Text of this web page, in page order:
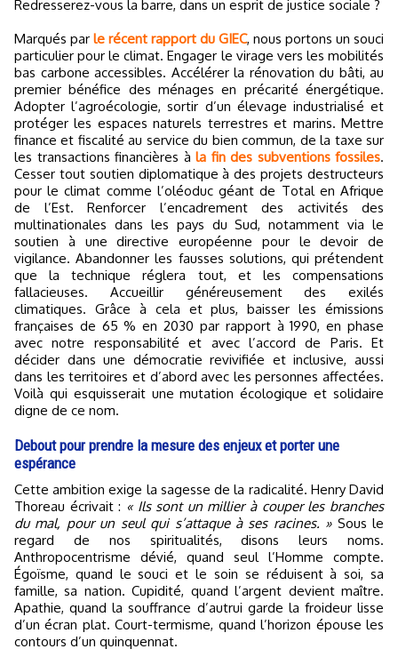
Redresserez-vous la barre, dans un esprit de justice sociale ?
Marqués par le récent rapport du GIEC, nous portons un souci
particulier pour le climat. Engager le virage vers les mobilités
bas carbone accessibles. Accélérer la rénovation du bâti, au
premier bénéfice des ménages en précarité énergétique.
Adopter l’agroécologie, sortir d’un élevage industrialisé et
protéger les espaces naturels terrestres et marins. Mettre
finance et fiscalité au service du bien commun, de la taxe sur
les transactions financières à la fin des subventions fossiles.
Cesser tout soutien diplomatique à des projets destructeurs
pour le climat comme l’oléoduc géant de Total en Afrique
de l’Est. Renforcer l’encadrement des activités des
multinationales dans les pays du Sud, notamment via le
soutien à une directive européenne pour le devoir de
vigilance. Abandonner les fausses solutions, qui prétendent
que la technique réglera tout, et les compensations
fallacieuses. Accueillir généreusement des exilés
climatiques. Grâce à cela et plus, baisser les émissions
françaises de 65 % en 2030 par rapport à 1990, en phase
avec notre responsabilité et avec l’accord de Paris. Et
décider dans une démocratie revivifiée et inclusive, aussi
dans les territoires et d’abord avec les personnes affectées.
Voilà qui esquisserait une mutation écologique et solidaire
digne de ce nom.
Debout pour prendre la mesure des enjeux et porter une
espérance
Cette ambition exige la sagesse de la radicalité. Henry David
Thoreau écrivait : « Ils sont un millier à couper les branches
du mal, pour un seul qui s’attaque à ses racines. »Sous le
regard de nos spiritualités, disons leurs noms.
Anthropocentrisme dévié, quand seul l’Homme compte.
Égoïsme, quand le souci et le soin se réduisent à soi, sa
famille, sa nation. Cupidité, quand l’argent devient maître.
Apathie, quand la souffrance d’autrui garde la froideur lisse
d’un écran plat. Court-termisme, quand l’horizon épouse les
contours d’un quinquennat.